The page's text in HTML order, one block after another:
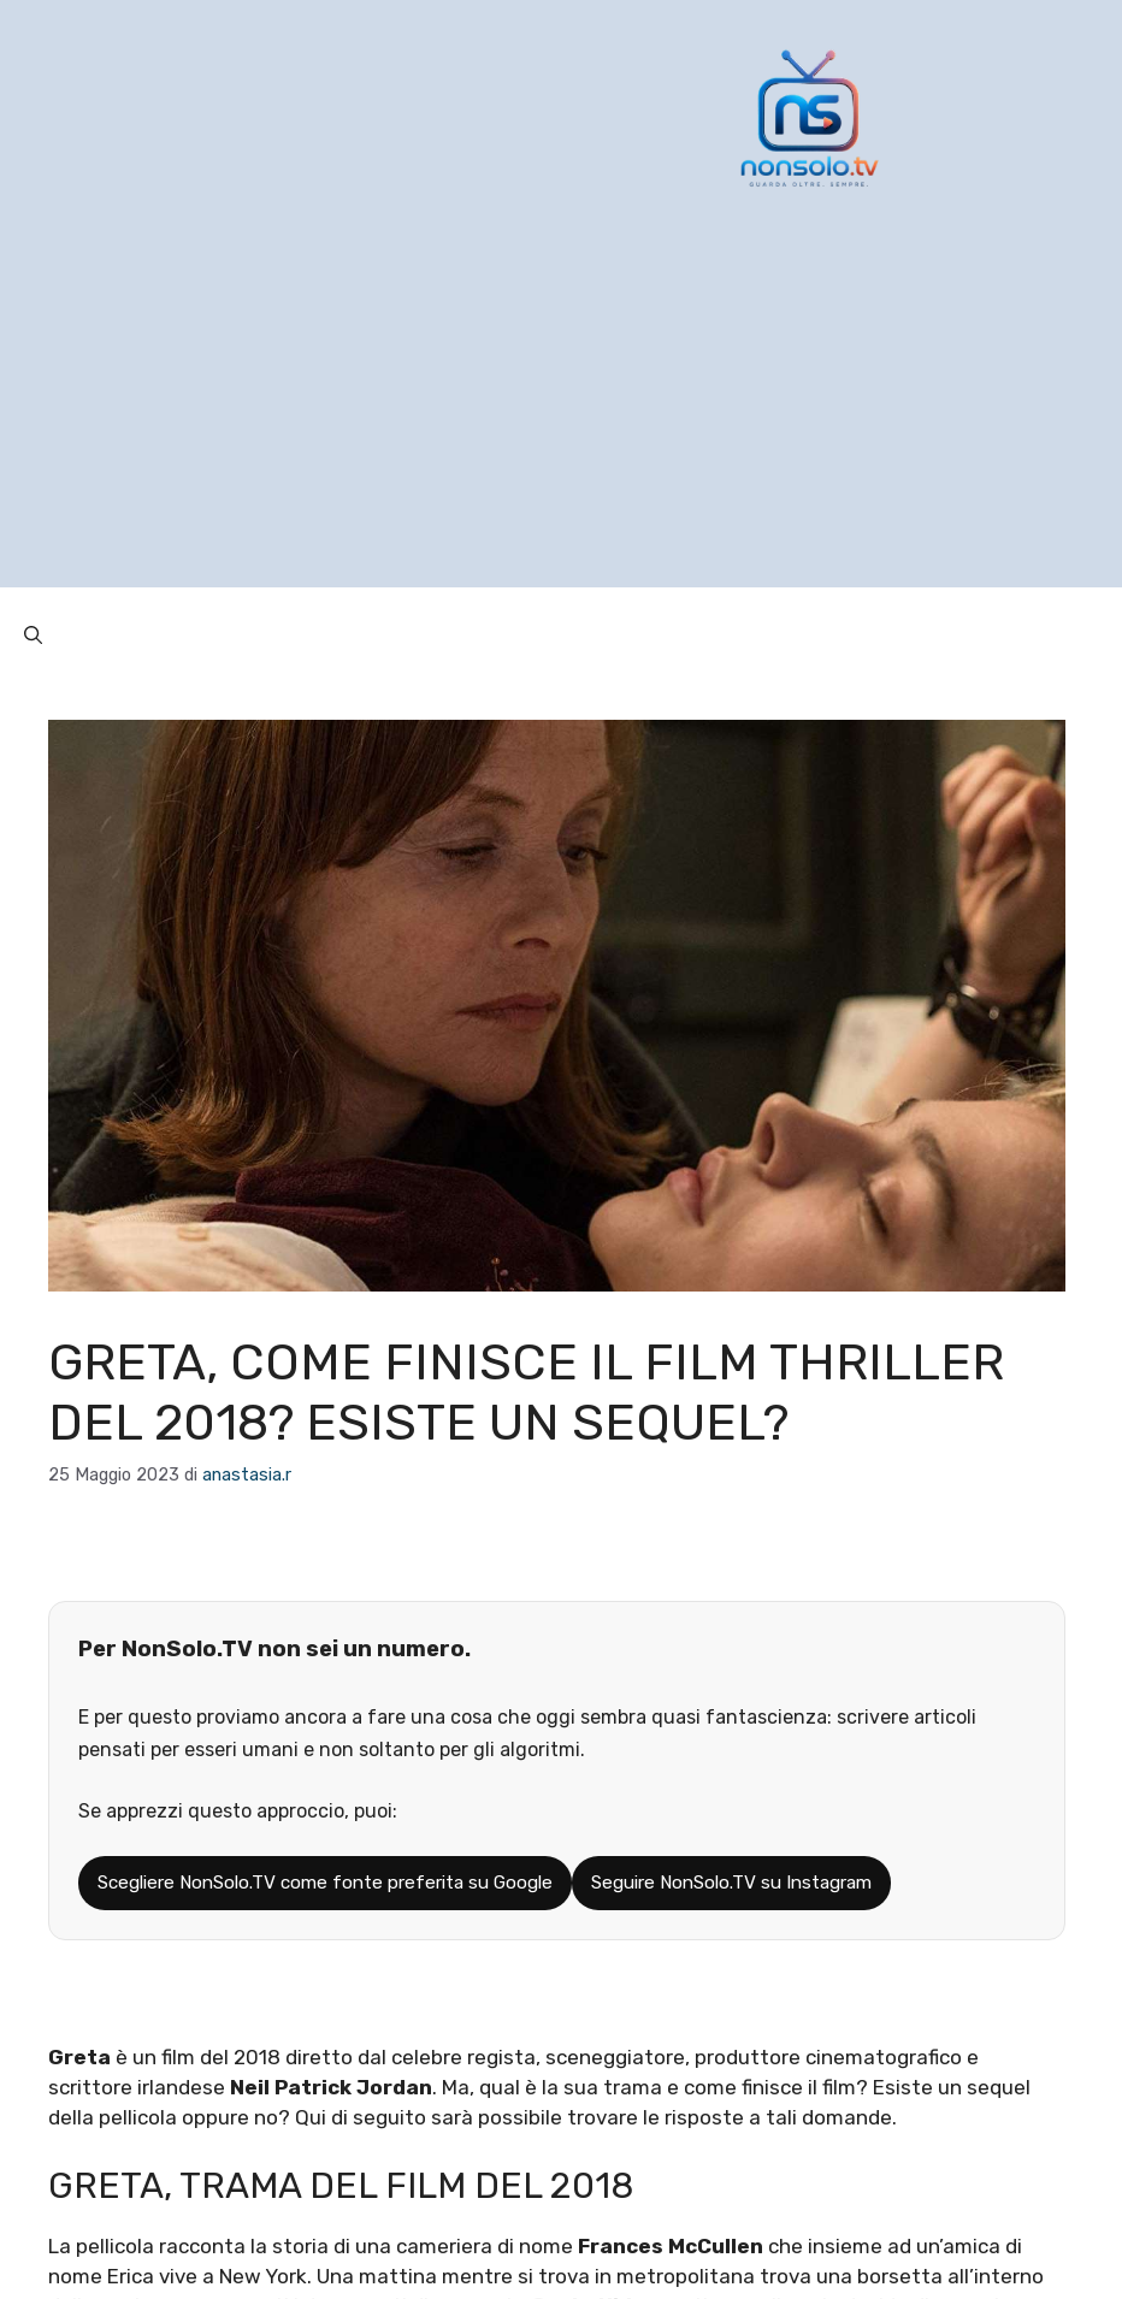
GRETA, COME FINISCE IL FILM THRILLER
DEL 2018? ESISTE UN SEQUEL?
25 Maggio 2023 di anastasia.r
Per NonSolo.TV non sei un numero.
E per questo proviamo ancora a fare una cosa che oggi sembra quasi fantascienza: scrivere articoli
pensati per esseri umani e non soltanto per gli algoritmi.
Se apprezzi questo approccio, puoi:
Scegliere NonSolo.TV come fonte preferita su Google Seguire NonSolo.TV su Instagram
Greta è un film del 2018 diretto dal celebre regista, sceneggiatore, produttore cinematografico e
scrittore irlandese Neil Patrick Jordan. Ma, qual è la sua trama e come finisce il film? Esiste un sequel
della pellicola oppure no? Qui di seguito sarà possibile trovare le risposte a tali domande.
GRETA, TRAMA DEL FILM DEL 2018
La pellicola racconta la storia di una cameriera di nome Frances McCullen che insieme ad un’amica di
nome Erica vive a New York. Una mattina mentre si trova in metropolitana trova una borsetta all’interno